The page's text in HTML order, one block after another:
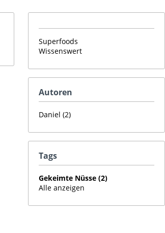
Superfoods
Wissenswert
Autoren
Daniel (2)
Tags
Gekeimte Nüsse (2)
Alle anzeigen